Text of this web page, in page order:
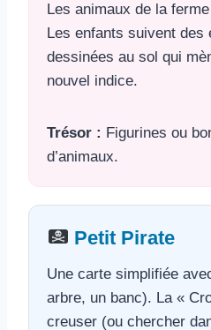
Les animaux de la
Les enfants suivent des
dessinées au sol qui
nouvel indice.
Trésor : Figurines ou
d’animaux.
Petit Pirate
Une carte simplifiée
arbre, un banc). La «
creuser (ou chercher